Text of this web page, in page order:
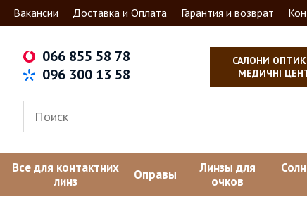
Вакансии Доставка и Оплата Гарантия и возврат
066 855 58 78
096 300 13 58
САЛОНИ
МЕДИЧНІ
Все для контактних
линз
Оправы
Линзы для
очков